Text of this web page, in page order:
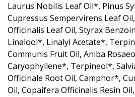
Laurus Nobilis Leaf Oil*, Pinus
Cupressus Sempervirens Leaf
Officinalis Leaf Oil, Styrax
Linalool*, Linalyl Acetate*,
Communis Fruit Oil, Aniba
Caryophyllene*, Terpineol*,
Officinale Root Oil, Camphor*,
Oil, Copaifera Officinalis Resin